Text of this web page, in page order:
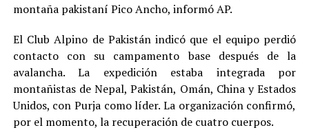
montaña pakistaní Pico Ancho, informó AP.
El Club Alpino de Pakistán indicó que el equipo perdió
contacto con su campamento base después de la
avalancha. La expedición estaba integrada por
montañistas de Nepal, Pakistán, Omán, China y Estados
Unidos, con Purja como líder. La organización confirmó,
por el momento, la recuperación de cuatro cuerpos.